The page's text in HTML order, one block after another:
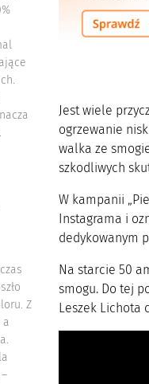
Z
a
Jest wiele
ogrzewanie
walka ze
szkodliwych
W kampanii
Instagrama i
dedykowanym
Na starcie 50
smogu. Do tej
Leszek Lichota